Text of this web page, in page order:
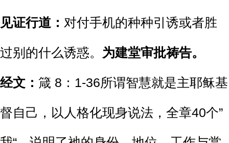
见证行道： 对付手机的种种引诱或者胜
过别的什么诱惑。 为建堂审批祷告。
经文： 箴 8：1-36所谓智慧就是主耶稣基
督自己，以人格化现身说法，全章40个”